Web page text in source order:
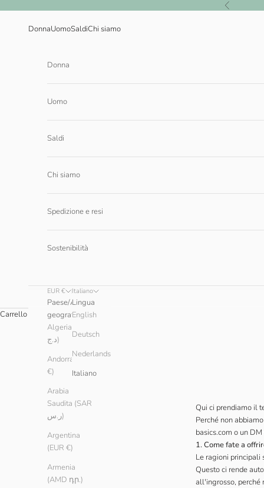
Precedente
DonnaUomoSaldiChi siamo
Donna
Uomo
Saldi
Chi siamo
Spedizione e resi
Sostenibilità
EUR €
Paese/Area
geografica
Algeria (DZD
د.ج)
Andorra (EUR
€)
Arabia
Saudita (SAR
ر.س)
Argentina
(EUR €)
Armenia
(AMD դր.)
Italiano
Lingua
English
Deutsch
Nederlands
Italiano
Carrello
Qui ci prendiamo il
Perché non
basics.com o un
1. Come fate a
Le ragioni principali
Questo ci rende
all'ingrosso, perché